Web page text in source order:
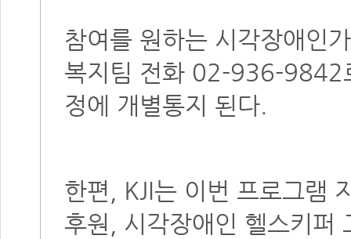
참여를 원하는 시각장애인
복지팀 전화 02-936-9842
정에 개별통지 된다.
한편, KJI는 이번 프로그램
후원, 시각장애인 헬스키퍼